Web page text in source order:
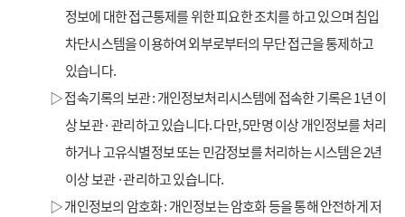
정보에 대한 접근통제를 위한 피요한 조치를 하고 있으며 침입
차단시스템을 이용하여 외부로부터의 무단 접근을 통제하고
있습니다.
▷ 접속기록의 보관 : 개인정보처리시스템에 접속한 기록은 1년 이
상 보관· 관리하고 있습니다. 다만, 5만명 이상 개인정보를 처리
하거나 고유식별정보 또는 민감정보를 처리하는 시스템은 2년
이상 보관 ·관리하고 있습니다.
▷ 개인정보의 암호화 : 개인정보는 암호화 등을 통해 안전하게 저